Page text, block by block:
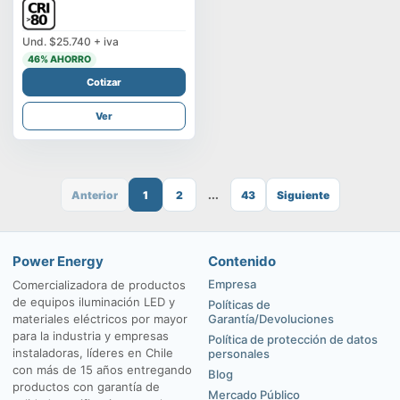
Und. $25.740 + iva
46% AHORRO
Cotizar
Ver
Anterior 1 2 ... 43 Siguiente
Power Energy
Comercializadora de productos
de equipos iluminación LED y
materiales eléctricos por mayor
para la industria y empresas
instaladoras, líderes en Chile
con más de 15 años entregando
productos con garantía de
Contenido
Empresa
Políticas de
Garantía/Devoluciones
Política de protección de datos
personales
Blog
Mercado Público